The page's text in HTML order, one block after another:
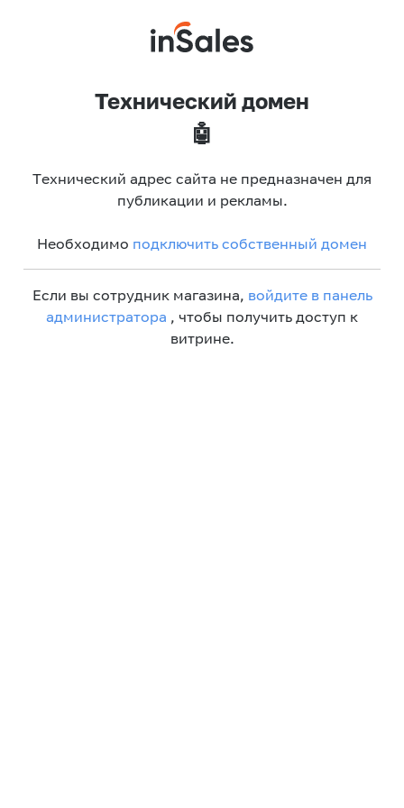
Технический домен
🤖
Технический адрес сайта не предназначен для
публикации и рекламы.
Необходимо подключить собственный домен
Если вы сотрудник магазина, войдите в панель
администратора , чтобы получить доступ к
витрине.